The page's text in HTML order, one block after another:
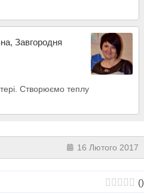
Завгородня
Створюємо теплу
16 Лютого 2017
()